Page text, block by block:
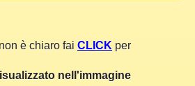
è chiaro fai CLICK per
nell'immagine